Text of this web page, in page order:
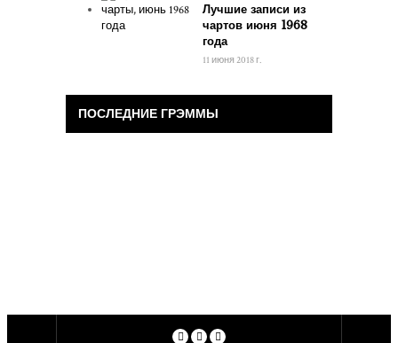
Лучшие записи из
чартов июня 1968
года
11 июня 2018 г.
ПОСЛЕДНИЕ ГРЭММЫ